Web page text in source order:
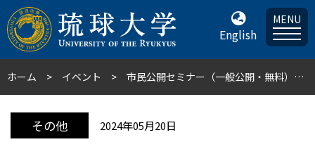
English
MENU
ホーム イベント 市民公開セミナー（一般公開・無料）『農水一体型サステイナブルな陸上養殖システムの開発とその未来～沖縄を拠点とした「食」と「エネルギー」の循環社会モデルの形成と展開～』
その他 2024年05月20日